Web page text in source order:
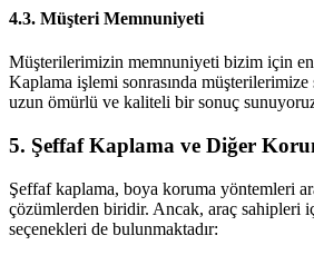
4.3. Müşteri Memnuniyeti
Müşterilerimizin memnuniyeti bizim için
Kaplama işlemi sonrasında
uzun ömürlü ve kaliteli bir sonuç
5. Şeffaf Kaplama ve Diğer
Şeffaf kaplama, boya koruma yöntemleri
çözümlerden biridir. Ancak, araç sahipleri
seçenekleri de bulunmaktadır: